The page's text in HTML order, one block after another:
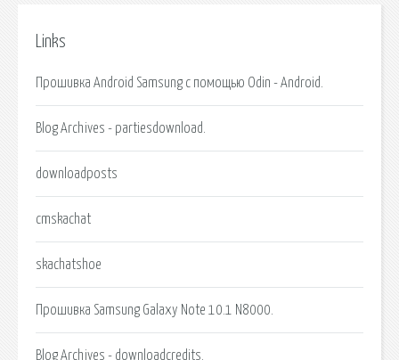
Links
Прошивка Android Samsung с помощью Odin - Android.
Blog Archives - partiesdownload.
downloadposts
cmskachat
skachatshoe
Прошивка Samsung Galaxy Note 10.1 N8000.
Blog Archives - downloadcredits.